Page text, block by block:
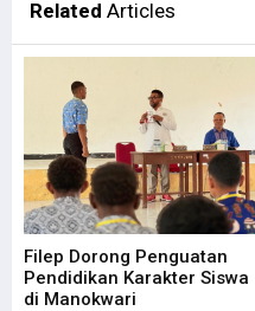
Related Articles
Filep Dorong Penguatan
Pendidikan Karakter Siswa
di Manokwari